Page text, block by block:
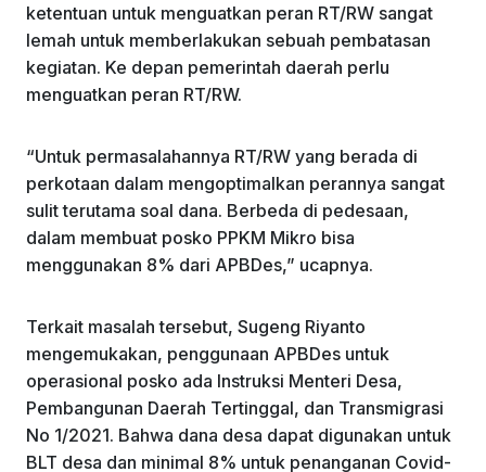
ketentuan untuk menguatkan peran RT/RW sangat
lemah untuk memberlakukan sebuah pembatasan
kegiatan. Ke depan pemerintah daerah perlu
menguatkan peran RT/RW.
“Untuk permasalahannya RT/RW yang berada di
perkotaan dalam mengoptimalkan perannya sangat
sulit terutama soal dana. Berbeda di pedesaan,
dalam membuat posko PPKM Mikro bisa
menggunakan 8% dari APBDes,” ucapnya.
Terkait masalah tersebut, Sugeng Riyanto
mengemukakan, penggunaan APBDes untuk
operasional posko ada Instruksi Menteri Desa,
Pembangunan Daerah Tertinggal, dan Transmigrasi
No 1/2021. Bahwa dana desa dapat digunakan untuk
BLT desa dan minimal 8% untuk penanganan Covid-